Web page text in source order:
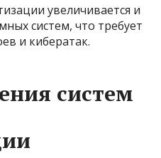
увеличивается и
систем, что требует
и кибератак.
систем